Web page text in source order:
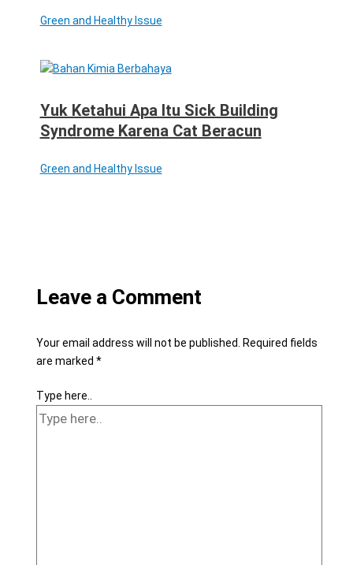
Green and Healthy Issue
Yuk Ketahui Apa Itu Sick Building
Syndrome Karena Cat Beracun
Green and Healthy Issue
Leave a Comment
Your email address will not be published.
Required fields
are marked *
Type here..